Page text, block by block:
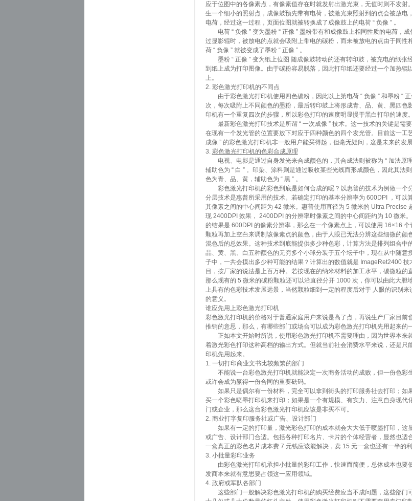
应于位图中的各像素点，有像素值存在时就发射出激光束，无值时则不发射
生一个细小的照射点，成像鼓预先带有电荷，被激光束照射到的点会被放电
电荷，经过这一过程，页面位图就被转换成了成像鼓上的电荷 “ 负像 ” 。
电荷 “ 负像 ” 变为墨粉 “ 正像 ” 墨粉带有和成像鼓上相同性质的电荷，成
过显影辊时，被放电的点就会吸附上带电的碳粉，而未被放电的点由于同性
荷 “ 负像 ” 就被变成了墨粉 “ 正像 ” 。
墨粉 “ 正像 ” 变为纸上位图 随成像鼓转动的还有转印鼓，被充电的纸张
到纸上成为打印图像。由于碳粉容易脱落，因此打印纸还要经过一个加热辊
上。
2. 彩色激光打印机的不同点
由于彩色激光打印机使用四色碳粉，因此以上第电荷 “ 负像 ” 和墨粉 “ 正
次，每次吸附上不同颜色的墨粉，最后转印鼓上将形成青、品、黄、黑四色
印机有一个重复四次的步骤，所以彩色打印的速度明显慢于黑白打印的速度。
最新彩色激光打印技术是所谓 “ 一次成像 ” 技术。这一技术的关键是需要
在现有一个发光管的位置要放下对应于四种颜色的四个发光管。目前这一工
成像 ” 的彩色激光打印机非一般用户能买得起，但毫无疑问，这是未来的发展
3. 彩色激光打印机的色彩合成原理
电视、电影是通过自身发光来合成颜色的，其合成法则被称为 “ 加法原理
辅助色为 “ 白 ” 。印染、涂料则是通过吸收某些光线而形成颜色，因此其法
色为青、品、黄，辅助色为 “ 黑 ” 。
彩色激光打印机的彩色到底是如何合成的呢？以惠普的技术为例做一个
分层技术是惠普所采用的技术。若确定打印的基本分辨率为 600DPI ，可以
其像素之间的中心间距为 42 微米。惠普使用直径为 5 微米的 Ultra Precise
现 2400DPI 效果， 2400DPI 的分辨率时像素之间的中心间距约为 10 微米
的结果是 600DPI 的像素分辨率，那么在一个像素点上，可以使用 16×16
颗粒再加上空白来调制该像素点的颜色，由于人眼已无法分辨这些细微的颜
混色后的总效果。这种技术到底能提供多少种色彩，计算方法是排列组合中
品、黄、黑、白五种颜色的无穷多个小球分装于五个坛子中，现在从中随意
子中，一共会摸出多少种可能的结果？计算出的数值就是 ImageRet2400 技
目，按厂家的说法是上百万种。若按现在的纳米材料的加工水平，碳微粒的
那么现有的 5 微米的碳粉颗粒还可以沿直径分开 1000 次，你可以由此大胆
上具有的色彩技术发展远景，当然颗粒细到一定的程度后对于 人眼的识别
的意义。
谁应先用上彩色激光打印机
彩色激光打印机的价格对于普通家庭用户来说是高了点，再说生产厂家目前
推销的意思，那么，有哪些部门或场合可以成为彩色激光打印机先用起来的
正如本文开始时所说，使用彩色激光打印机不需要理由，因为世界本来
着激光彩色打印这种高档的输出方式。但就当前社会消费水平来说，还是只
印机先用起来。
1. 一切打印商业文书比较频繁的部门
不能说一台彩色激光打印机就能决定一次商务活动的成败，但一份色彩
或许会成为赢得一份合同的重要砝码。
如果只是偶尔有一份材料，完全可以拿到街头的打印服务社去打印；如
买一个彩色喷墨打印机来打印；如果是一个有规模、有实力、注意自身现代
门或企业，那么这台彩色激光打印机应该是非买不可。
2. 商业打字复印服务社或广告、设计部门
如果有一定的打印量，激光彩色打印的成本就会大大低于喷墨打印，这
或广告、设计部门合适。包括各种打印名片、卡片的个体经营者，显然也适
一盒真正的彩色名片成本费 7 元钱应该能解决，卖 15 元一盒也还有一半的利
3. 小批量彩印业务
由彩色激光打印机承担小批量的彩印工作，快速而简便，总体成本也要
发商本来就有意思要占领这一应用领域。
4. 政府或军队各部门
这些部门一般解决彩色激光打印机的购买经费应当不成问题 ，这些部门